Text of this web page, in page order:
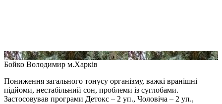
Бойко Володимир м.Харків
Пониження загального тонусу організму, важкі вранішні
підйоми, нестабільний сон, проблеми із суглобами.
Застосовував програми Детокс – 2 уп., Чоловіча – 2 уп.,